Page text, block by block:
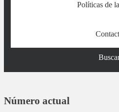
Políticas de
Número actual